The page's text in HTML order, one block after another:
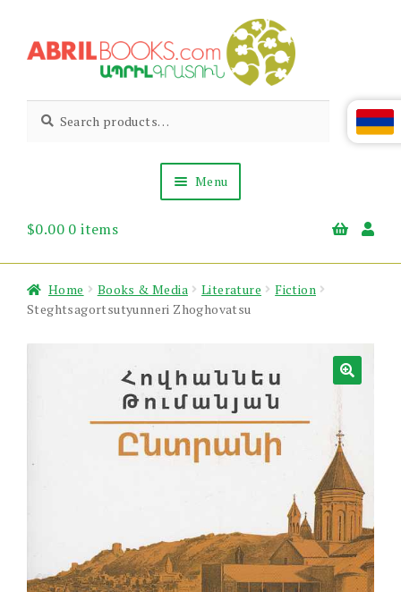
to
to
Abril
Books
Living
Armenian
for:
Menu
About Us
News & Events
$0.00 0 items
Home Books & Media Literature
Fiction
Steghtsagortsutyunneri Zhoghovatsu